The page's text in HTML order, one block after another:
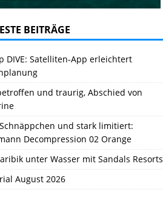
BEITRÄGE
DIVE: Satelliten-App erleichtert
und traurig, Abschied von
und stark limitiert:
Decompression 02 Orange
unter Wasser mit Sandals Resorts
August 2026